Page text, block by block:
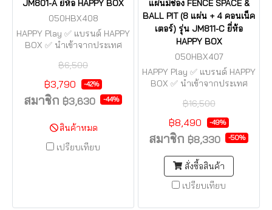
JM801-A ยี่ห้อ HAPPY BOX
050HBX408
HAPPY Play ✅ แบรนด์ HAPPY
BOX ✅ นำเข้าจากประเทศ
ศูนย์บริการอยู่กรุงเทพฯ ⚠️ มี
บริการอะไหล่ (หากชำรุดหรือ
หาย) ⚠️ เปิดจำหน่ายมากว่า
30 ปี จึงมั่นใจในคุณภาพ
฿6,500
฿3,790 -42%
สมาชิก ฿3,630 -44%
สินค้าหมด
เปรียบเทียบ
แผ่นมีช่อง FENCE SPACE &
BALL PIT (8 แผ่น + 4 คอนเน็ค
เตอร์) รุ่น JM811-C ยี่ห้อ
HAPPY BOX
050HBX407
HAPPY Play ✅ แบรนด์ HAPPY
BOX ✅ นำเข้าจากประเทศ
ศูนย์บริการอยู่กรุงเทพฯ ⚠️ มี
บริการอะไหล่ (หากชำรุดหรือ
หาย) ⚠️ เปิดจำหน่ายมากว่า
30 ปี จึงมั่นใจในคุณภาพ
฿16,500
฿8,490 -49%
สมาชิก ฿8,330 -50%
สั่งซื้อสินค้า
เปรียบเทียบ